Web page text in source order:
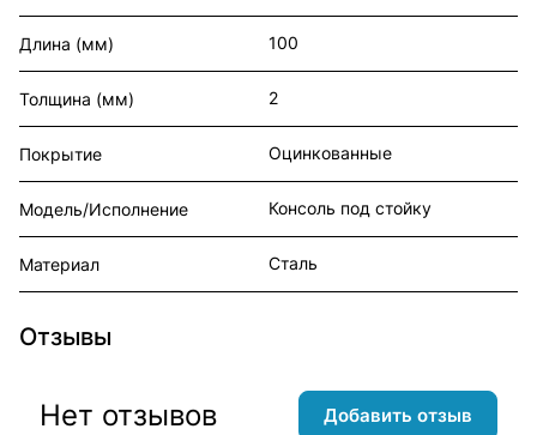
Длина (мм) 100
Толщина (мм) 2
Покрытие Оцинкованные
Модель/Исполнение Консоль под стойку
Материал Сталь
Отзывы
Нет отзывов Добавить отзыв